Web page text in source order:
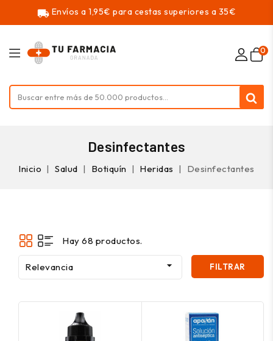
local_shipping Envíos a 1,95€ para cestas superiores a 35€
0
Desinfectantes
Inicio Salud Botiquín Heridas Desinfectantes
Hay 68 productos.
Relevancia  FILTRAR